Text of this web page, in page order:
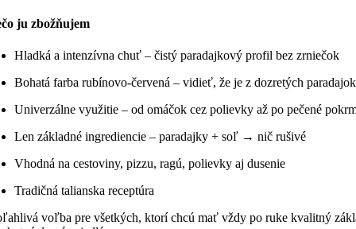
ju zbožňujem
Hladká a intenzívna chuť – čistý paradajkový profil bez zrniečok
Bohatá farba rubínovo‑červená – vidieť, že je z dozretých paradajok
Univerzálne využitie – od omáčok cez polievky až po pečené
Len základné ingrediencie – paradajky + soľ → nič rušivé
Vhodná na cestoviny, pizzu, ragú, polievky aj dusenie
Tradičná talianska receptúra
voľba pre všetkých, ktorí chcú mať vždy po ruke kvalitný